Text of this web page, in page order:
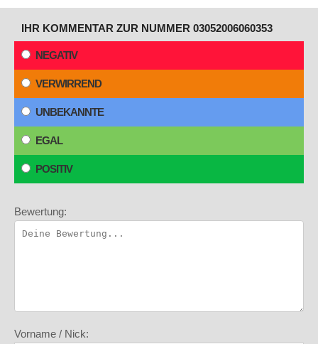
IHR KOMMENTAR ZUR NUMMER 03052006060353
NEGATIV
VERWIRREND
UNBEKANNTE
EGAL
POSITIV
Bewertung:
Vorname / Nick: